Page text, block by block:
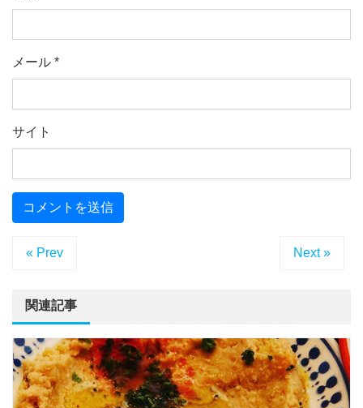
メール *
サイト
« Prev Next »
関連記事